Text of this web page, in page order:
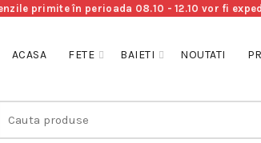
primite în perioada 08.10 - 12.10 vor fi
ACASA FETE BAIETI NOUTATI
for: